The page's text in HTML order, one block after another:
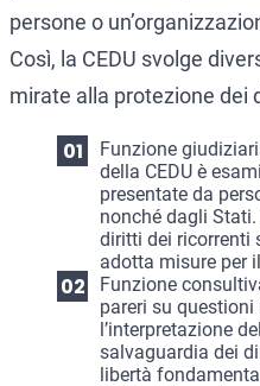
persone o
Così, la CEDU svolge
mirate alla protezione dei
Funzione
della CEDU è
presentate da
nonché dagli
diritti dei ricorrenti
adotta misure per
Funzione
pareri su
l’interpretazione
salvaguardia dei
libertà